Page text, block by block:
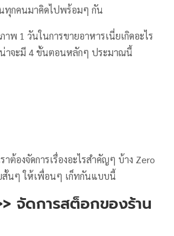
ทุกคนมาคิดไปพร้อมๆ กัน
พ 1 วันในการขายอาหารเนี่ยเกิดอะไร
าจะมี 4 ขั้นตอนหลักๆ ประมาณนี้
ต้องจัดการเรื่องอะไรสำคัญๆ บ้าง Zero
นๆ ให้เพื่อนๆ เก็ทกันแบบนี้
จัดการสต็อกของร้าน